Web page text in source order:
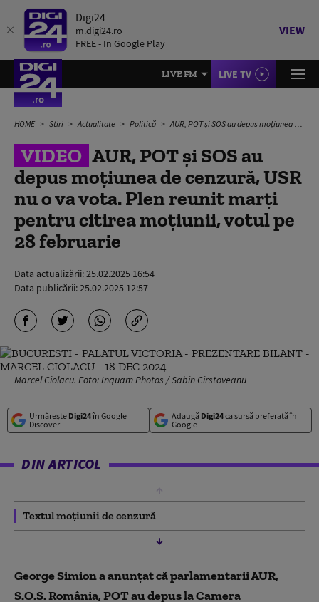
Digi24
m.digi24.ro
FREE - In Google Play
VIEW
LIVE FM LIVE TV
HOME Știri Actualitate Politică AUR, POT și SOS au depus moțiunea de cenzură, USR nu o va vota. Plen reunit marți pentru citirea moțiunii, votul pe 28 februarie
VIDEO AUR, POT și SOS au
depus moțiunea de cenzură, USR
nu o va vota. Plen reunit marți
pentru citirea moțiunii, votul pe
28 februarie
Data actualizării:25.02.2025 16:54
Data publicării:25.02.2025 12:57
Marcel Ciolacu. Foto: Inquam Photos / Sabin Cirstoveanu
Urmărește Digi24în Google
Discover
Adaugă Digi24ca sursă preferată în
Google
DIN ARTICOL
Textul moțiunii de cenzură
George Simion a anunțat că parlamentarii AUR,
S.O.S. România, POT au depus la Camera